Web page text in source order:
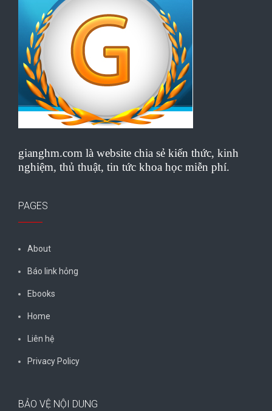
gianghm.com là website chia sẻ kiến thức, kinh
nghiệm, thủ thuật, tin tức khoa học miễn phí.
PAGES
About
Báo link hỏng
Ebooks
Home
Liên hệ
Privacy Policy
BẢO VỆ NỘI DUNG